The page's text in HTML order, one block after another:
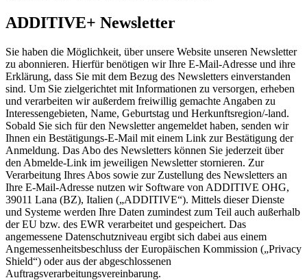
ADDITIVE+ Newsletter
Sie haben die Möglichkeit, über unsere Website unseren Newsletter
zu abonnieren. Hierfür benötigen wir Ihre E-Mail-Adresse und ihre
Erklärung, dass Sie mit dem Bezug des Newsletters einverstanden
sind. Um Sie zielgerichtet mit Informationen zu versorgen, erheben
und verarbeiten wir außerdem freiwillig gemachte Angaben zu
Interessengebieten, Name, Geburtstag und Herkunftsregion/-land.
Sobald Sie sich für den Newsletter angemeldet haben, senden wir
Ihnen ein Bestätigungs-E-Mail mit einem Link zur Bestätigung der
Anmeldung. Das Abo des Newsletters können Sie jederzeit über
den Abmelde-Link im jeweiligen Newsletter stornieren. Zur
Verarbeitung Ihres Abos sowie zur Zustellung des Newsletters an
Ihre E-Mail-Adresse nutzen wir Software von ADDITIVE OHG,
39011 Lana (BZ), Italien („ADDITIVE“). Mittels dieser Dienste
und Systeme werden Ihre Daten zumindest zum Teil auch außerhalb
der EU bzw. des EWR verarbeitet und gespeichert. Das
angemessene Datenschutzniveau ergibt sich dabei aus einem
Angemessenheitsbeschluss der Europäischen Kommission („Privacy
Shield“) oder aus der abgeschlossenen
Auftragsverarbeitungsvereinbarung.